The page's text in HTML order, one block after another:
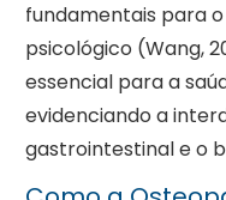
fundamentais para
psicológico (Wang,
essencial para a
evidenciando a
gastrointestinal e o